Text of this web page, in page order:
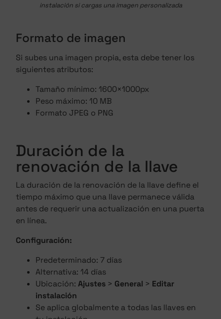
instalación si cargas una imagen personalizada
Formato de imagen
Si subes una imagen propia, esta debe tener los
siguientes atributos:
Tamaño mínimo: 1600×1000px
Peso máximo: 10 MB
Formato JPEG o PNG
Duración de la
renovación de la llave
La duración de la renovación de la llave define el
tiempo máximo que una llave permanece válida
antes de requerir una actualización en una puerta
en línea.
Configuración:
Predeterminado: 7 días
Alternativa: 14 días
Ubicación: Ajustes > General > Editar
instalación
Se aplica globalmente a todas las llaves en